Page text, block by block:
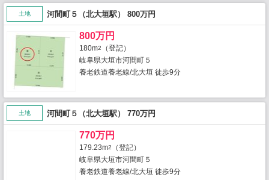
土地 河間町５（北大垣駅） 800万円
800万円
180m2
（登記）
岐阜県大垣市河間町５
養老鉄道養老線/北大垣 徒歩9分
土地 河間町５（北大垣駅） 770万円
770万円
179.23m2
（登記）
岐阜県大垣市河間町５
養老鉄道養老線/北大垣 徒歩9分